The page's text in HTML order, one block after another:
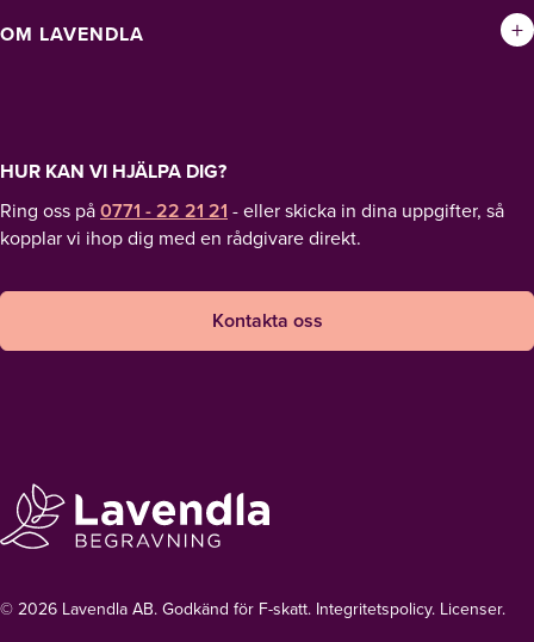
OM LAVENDLA +
HUR KAN VI HJÄLPA DIG?
Ring oss på0771 - 22 21 21 - eller skicka in dina uppgifter, så
kopplar vi ihop dig med en rådgivare direkt.
Kontakta oss
© 2026 Lavendla AB. Godkänd för F-skatt. Integritetspolicy. Licenser.